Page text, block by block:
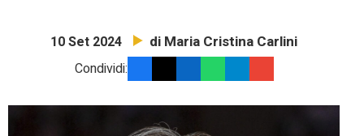
10 Set 2024 di Maria Cristina Carlini
Condividi: